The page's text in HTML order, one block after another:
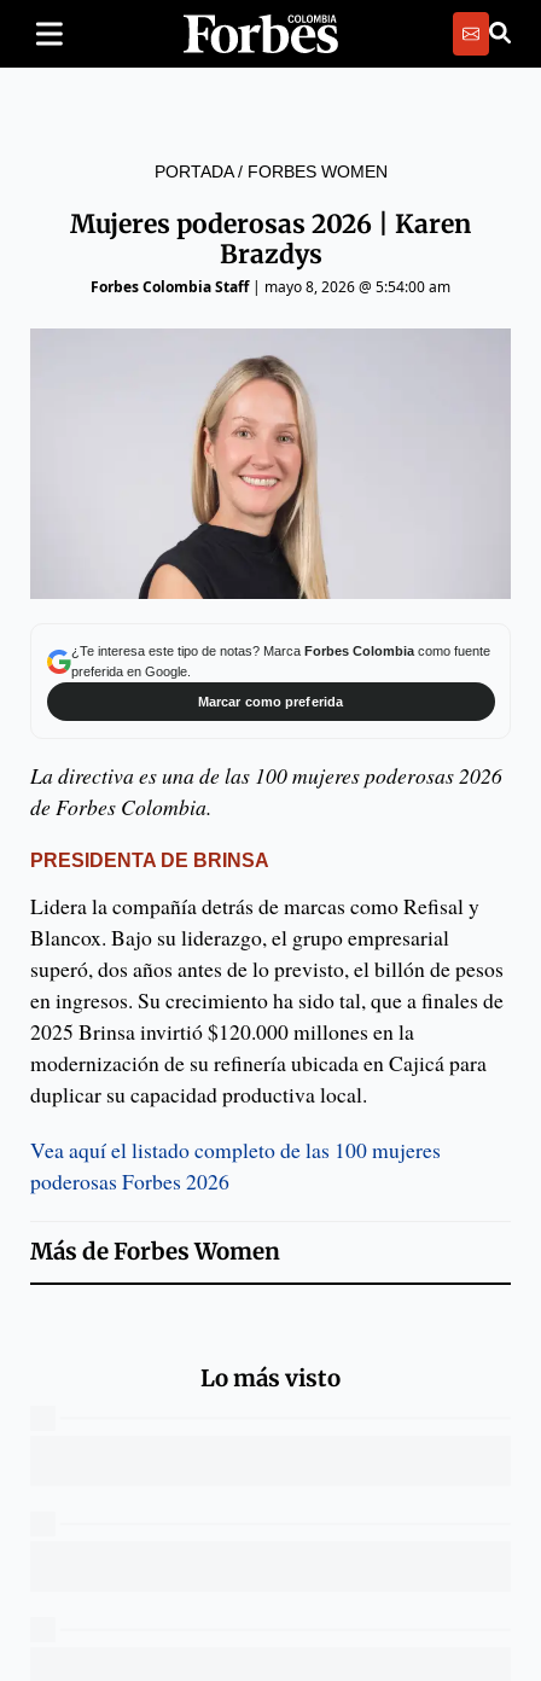
PORTADA/ FORBES WOMEN
Mujeres poderosas 2026 | Karen
Brazdys
Forbes Colombia Staff| mayo 8, 2026 @ 5:54:00 am
¿Te interesa este tipo de notas? Marca Forbes Colombiacomo fuente
preferida en Google.
Marcar como preferida
La directiva es una de las 100 mujeres poderosas 2026
de Forbes Colombia.
PRESIDENTA DE BRINSA
Lidera la compañía detrás de marcas como Refisal y
Blancox. Bajo su liderazgo, el grupo empresarial
superó, dos años antes de lo previsto, el billón de pesos
en ingresos. Su crecimiento ha sido tal, que a finales de
2025 Brinsa invirtió $120.000 millones en la
modernización de su refinería ubicada en Cajicá para
duplicar su capacidad productiva local.
Vea aquí el listado completo de las 100 mujeres
poderosas Forbes 2026
Más deForbes Women
Lo más visto